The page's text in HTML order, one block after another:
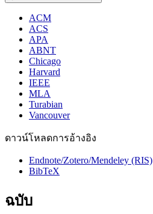
ACM
ACS
APA
ABNT
Chicago
Harvard
IEEE
MLA
Turabian
Vancouver
ดาวน์โหลดการอ้างอิง
Endnote/Zotero/Mendeley (RIS)
BibTeX
ฉบับ